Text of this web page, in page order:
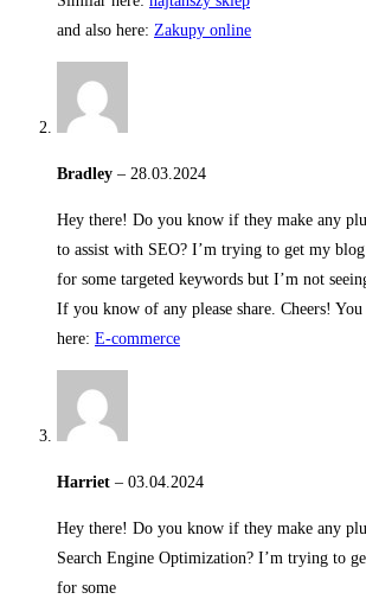
and also here: Zakupy online
Bradley – 28.03.2024
Hey there! Do you know if they make any
to assist with SEO? I’m trying to get my
for some targeted keywords but I’m not
If you know of any please share. Cheers!
here: E-commerce
Harriet – 03.04.2024
Hey there! Do you know if they make any
Search Engine Optimization? I’m trying to
for some